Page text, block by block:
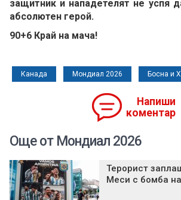
защитник и нападетелят не успя
абсолютен герой.
90+6 Край на мача!
Канада Мондиал 2026 Босна и
Напиши
коментар
Още от Мондиал 2026
Терорист
Меси с бомба